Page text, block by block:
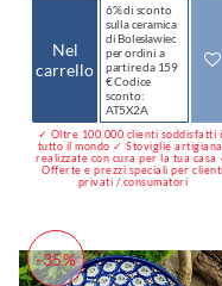
Nel
carrello
6% di sconto
sulla ceramica
di Bolesławiec
per ordini a
partire da 159
€ Codice
sconto:
AT5X2A
✓ Oltre 100.000 clienti soddisfatti
tutto il mondo ✓ Stoviglie
realizzate con cura per la tua casa
Offerte e prezzi speciali per clienti
privati / consumatori
-35%